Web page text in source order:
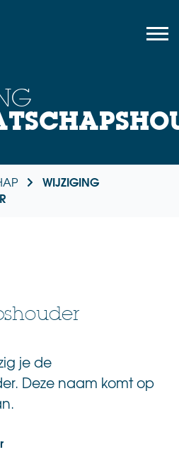
WIJZIGING
je de
Deze naam komt op